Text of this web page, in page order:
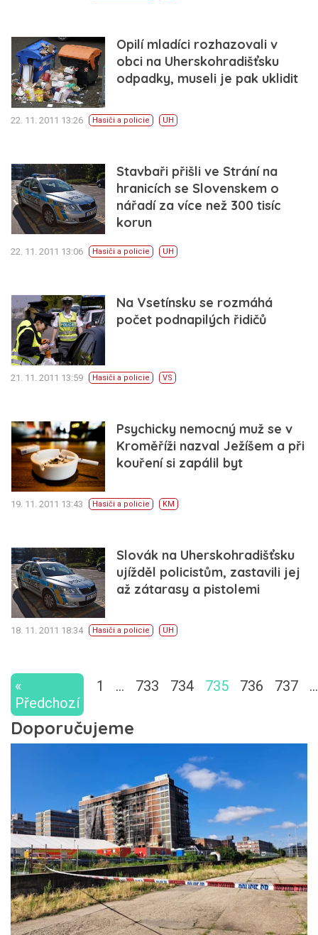
Opilí mladíci rozhazovali v
obci na Uherskohradišťsku
odpadky, museli je pak uklidit
22. 11. 2011 13:26 Hasiči a policie UH
Stavbaři přišli ve Strání na
hranicích se Slovenskem o
nářadí za více než 300 tisíc
korun
22. 11. 2011 13:06 Hasiči a policie UH
Na Vsetínsku se rozmáhá
počet podnapilých řidičů
21. 11. 2011 13:59 Hasiči a policie VS
Psychicky nemocný muž se v
Kroměříži nazval Ježíšem a při
kouření si zapálil byt
19. 11. 2011 13:43 Hasiči a policie KM
Slovák na Uherskohradišťsku
ujížděl policistům, zastavili jej
až zátarasy a pistolemi
18. 11. 2011 18:34 Hasiči a policie UH
«
Předchozí
1 … 733 734 735 736 737 …